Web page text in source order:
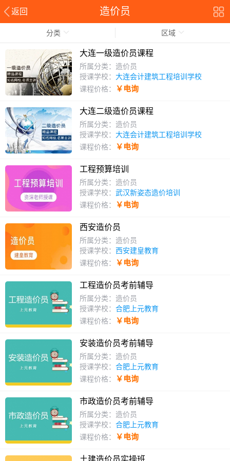
返回 造价员
分类 区域
大连一级造价员课程
所属分类：造价员
授课学校： 大连会计建筑工程培训学校
课程价格：
￥电询
大连二级造价员课程
所属分类：造价员
授课学校： 大连会计建筑工程培训学校
课程价格：
￥电询
工程预算培训
所属分类：造价员
授课学校： 武汉新姿态造价培训
课程价格：
￥电询
西安造价员
所属分类：造价员
授课学校： 西安建皇教育
课程价格：
￥电询
工程造价员考前辅导
所属分类：造价员
授课学校： 合肥上元教育
课程价格：
￥电询
安装造价员考前辅导
所属分类：造价员
授课学校： 合肥上元教育
课程价格：
￥电询
市政造价员考前辅导
所属分类：造价员
授课学校： 合肥上元教育
课程价格：
￥电询
土建造价员实操班